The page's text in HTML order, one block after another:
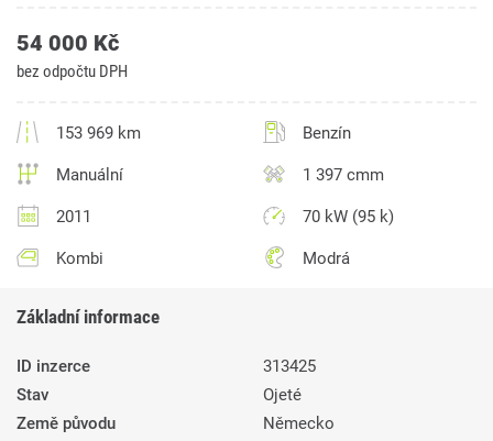
54 000 Kč
bez odpočtu DPH
153 969 km Benzín
Manuální 1 397 cmm
2011 70 kW (95 k)
Kombi Modrá
Základní informace
ID inzerce
313425
Stav
Ojeté
Země původu
Německo